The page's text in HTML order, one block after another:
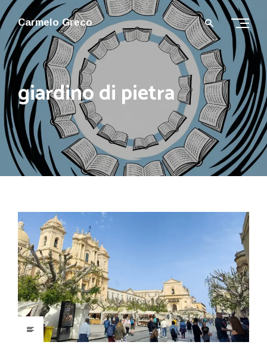
Carmelo Greco
giardino di pietra